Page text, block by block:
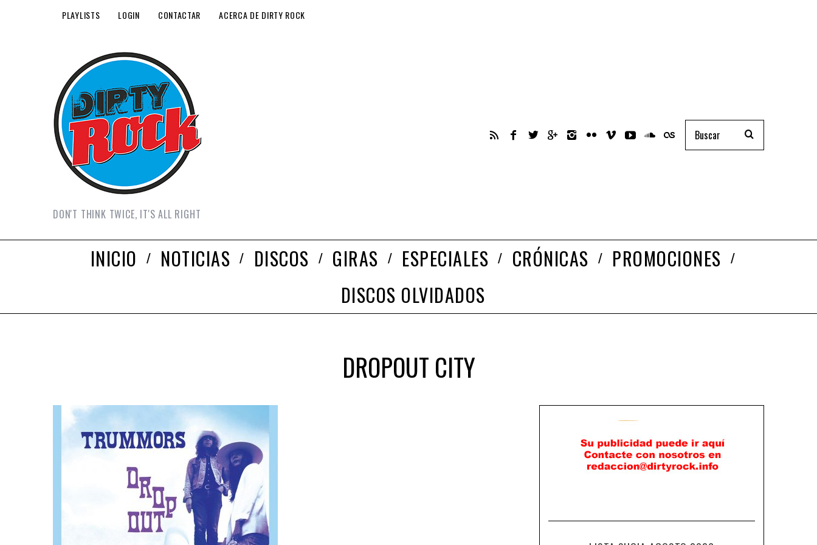
PLAYLISTS LOGIN CONTACTAR ACERCA DE DIRTY ROCK
DON'T THINK TWICE, IT'S ALL RIGHT
INICIO NOTICIAS DISCOS GIRAS ESPECIALES CRÓNICAS
PROMOCIONES
DISCOS OLVIDADOS
DROPOUT CITY